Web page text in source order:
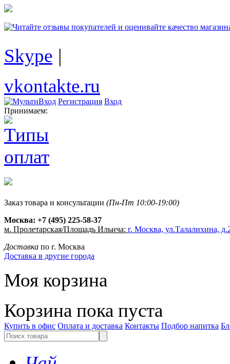
Skype |
vkontakte.ru
Регистрация Вход
Принимаем:
Заказ товара и консультации (Пн-Пт 10:00-19:00)
Москва: +7 (495) 225-58-37
м. Пролетарская/Площадь Ильича: г. Москва, ул.Талалихина,
Доставка по г. Москва
Доставка в другие города
Моя корзина
Корзина пока пуста
Купить в офис Оплата и доставка Контакты Подбор напитка